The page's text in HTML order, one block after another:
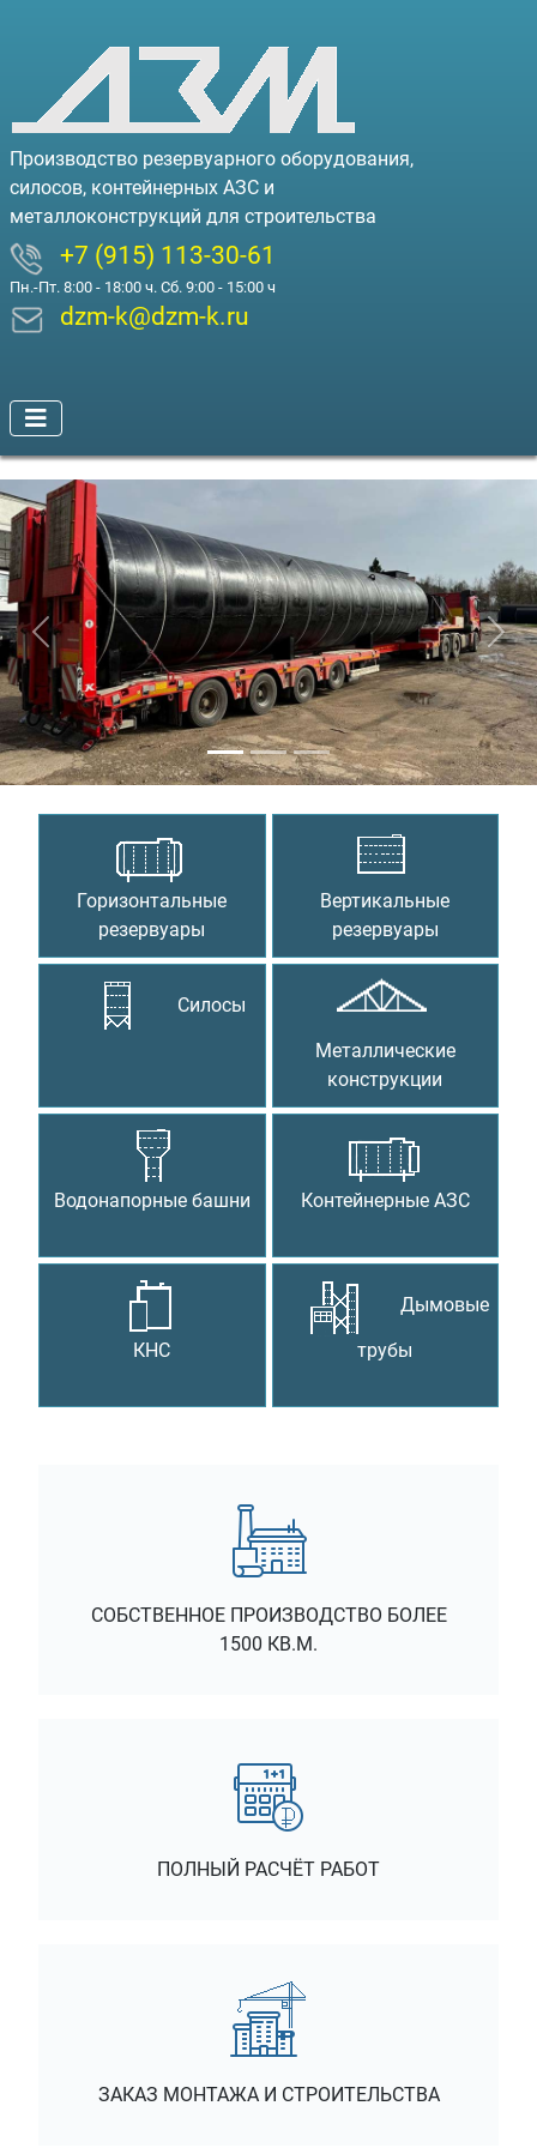
Производство резервуарного оборудования,
силосов, контейнерных АЗС и
металлоконструкций для строительства
+7 (915) 113-30-61
Пн.-Пт. 8:00 - 18:00 ч. Сб. 9:00 - 15:00 ч
dzm-k@dzm-k.ru
Предыдущий
Горизонтальные
резервуары
Вертикальные
резервуары
Силосы
Металлические
конструкции
Водонапорные башни Контейнерные АЗС
КНС
Дымовые
трубы
СОБСТВЕННОЕ ПРОИЗВОДСТВО БОЛЕЕ
1500 КВ.М.
ПОЛНЫЙ РАСЧЁТ РАБОТ
ЗАКАЗ МОНТАЖА И СТРОИТЕЛЬСТВА